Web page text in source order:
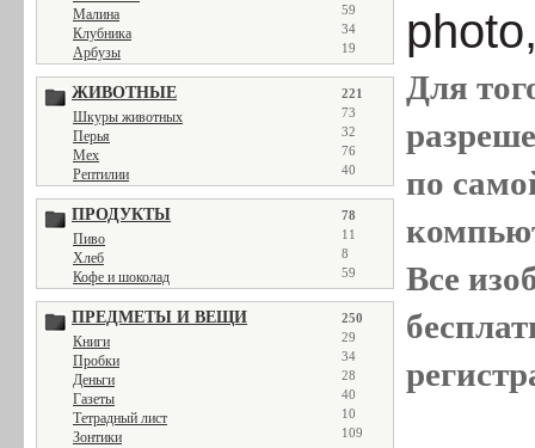
Малина 59
Клубника 34
Арбузы 19
ЖИВОТНЫЕ 221
Шкуры животных 73
Перья 32
Мех 76
Рептилии 40
ПРОДУКТЫ 78
Пиво 11
Хлеб 8
Кофе и шоколад 59
ПРЕДМЕТЫ И ВЕЩИ 250
Книги 29
Пробки 34
Деньги 28
Газеты 40
Тетрадный лист 10
Зонтики 109
Для
по
Все